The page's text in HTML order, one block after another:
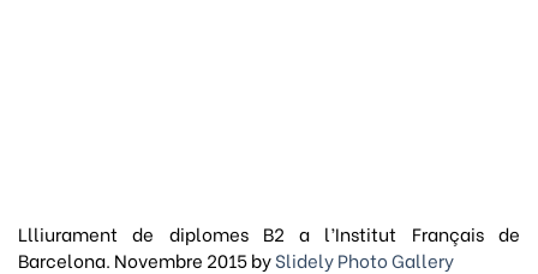
Llliurament de diplomes B2 a l’Institut Français de
Barcelona. Novembre 2015 bySlidely Photo Gallery